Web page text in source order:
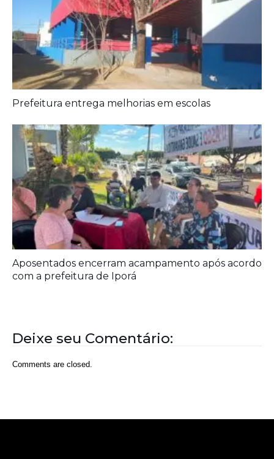
Aposentados encerram acampamento após acordo
com a prefeitura de Iporá
Deixe seu Comentário:
Comments are closed.
Nós somos a RDR, Rede Diocesana de Rádio com mais de